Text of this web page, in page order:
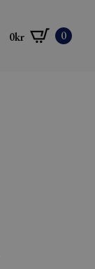
0kr 0